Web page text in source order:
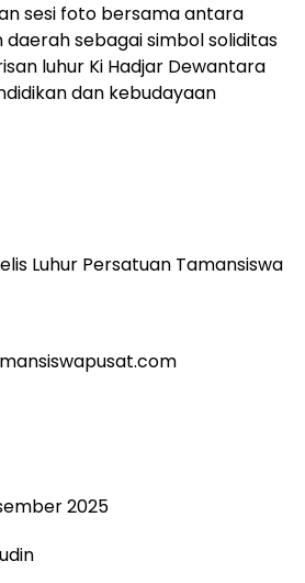
sesi foto bersama antara
sebagai simbol soliditas
luhur Ki Hadjar Dewantara
dan kebudayaan
Luhur Persatuan Tamansiswa
2025